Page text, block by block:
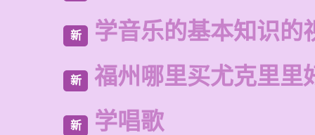
新 学音乐的基本知识的
新 福州哪里买尤克里里
新 学唱歌